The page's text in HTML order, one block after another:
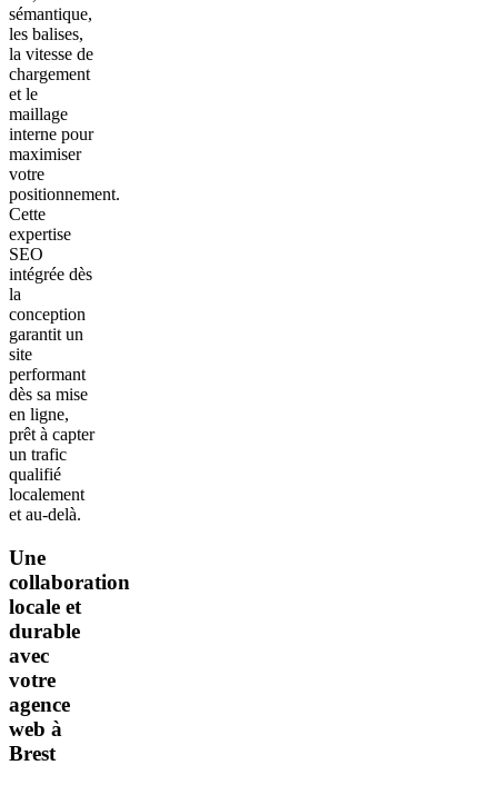
sémantique,
les balises,
la vitesse de
chargement
et le
maillage
interne pour
maximiser
votre
positionnement.
Cette
expertise
SEO
intégrée dès
la
conception
garantit un
site
performant
dès sa mise
en ligne,
prêt à capter
un trafic
qualifié
localement
et au-delà.
Une
collaboration
locale et
durable
avec
votre
agence
web à
Brest